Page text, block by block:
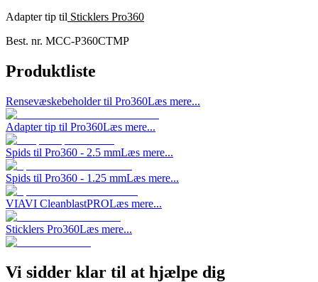
Adapter tip til Sticklers Pro360
Best. nr. MCC-P360CTMP
Produktliste
Rensevæskebeholder til Pro360Læs mere...
Adapter tip til Pro360Læs mere...
Spids til Pro360 - 2.5 mmLæs mere...
Spids til Pro360 - 1.25 mmLæs mere...
VIAVI CleanblastPROLæs mere...
Sticklers Pro360Læs mere...
Vi sidder klar til at hjælpe dig